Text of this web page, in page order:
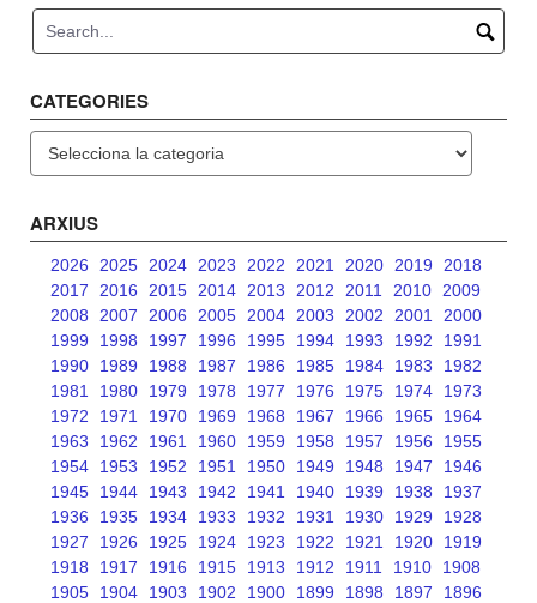
CATEGORIES
ARXIUS
2026 2025 2024 2023 2022 2021 2020 2019
2018
2017
2016 2015 2014 2013 2012 2011 2010
2009
2008
2007 2006 2005 2004 2003 2002 2001
2000
1999
1998 1997 1996 1995 1994 1993 1992
1991
1990
1989 1988 1987 1986 1985 1984 1983
1982
1981
1980 1979 1978 1977 1976 1975 1974
1973
1972
1971 1970 1969 1968 1967 1966 1965
1964
1963
1962 1961 1960 1959 1958 1957 1956
1955
1954
1953 1952 1951 1950 1949 1948 1947
1946
1945
1944 1943 1942 1941 1940 1939 1938
1937
1936
1935 1934 1933 1932 1931 1930 1929
1928
1927
1926 1925 1924 1923 1922 1921 1920
1919
1918
1917 1916 1915 1913 1912 1911 1910
1908
1905
1904 1903 1902 1900 1899 1898 1897
1896